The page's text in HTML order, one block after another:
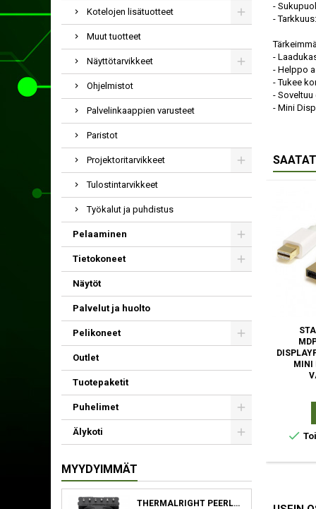
Kotelojen lisätuotteet
Muut tuotteet
Näyttötarvikkeet
Ohjelmistot
Palvelinkaappien varusteet
Paristot
Projektoritarvikkeet
Tulostintarvikkeet
Työkalut ja puhdistus
Pelaaminen
Tietokoneet
Näytöt
Palvelut ja huolto
Pelikoneet
Outlet
Tuotepaketit
Puhelimet
Älykoti
MYYDYIMMÄT
THERMALRIGHT PEERLESS ASSASSIN 120 SE SUORITIN JÄÄHDYTYSLEVY/JÄÄHDYTIN 12 CM MUSTA
-
-
-
- Helppo
- Tukee
-
- Mini
MINI
